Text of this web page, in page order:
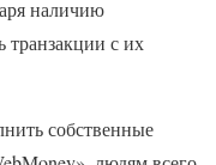
наличию
транзакции с их
собственные